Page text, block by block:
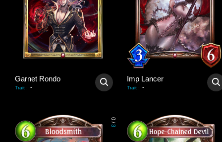
Garnet Rondo
Trait : -
Imp Lancer
Trait : -
0
/
3